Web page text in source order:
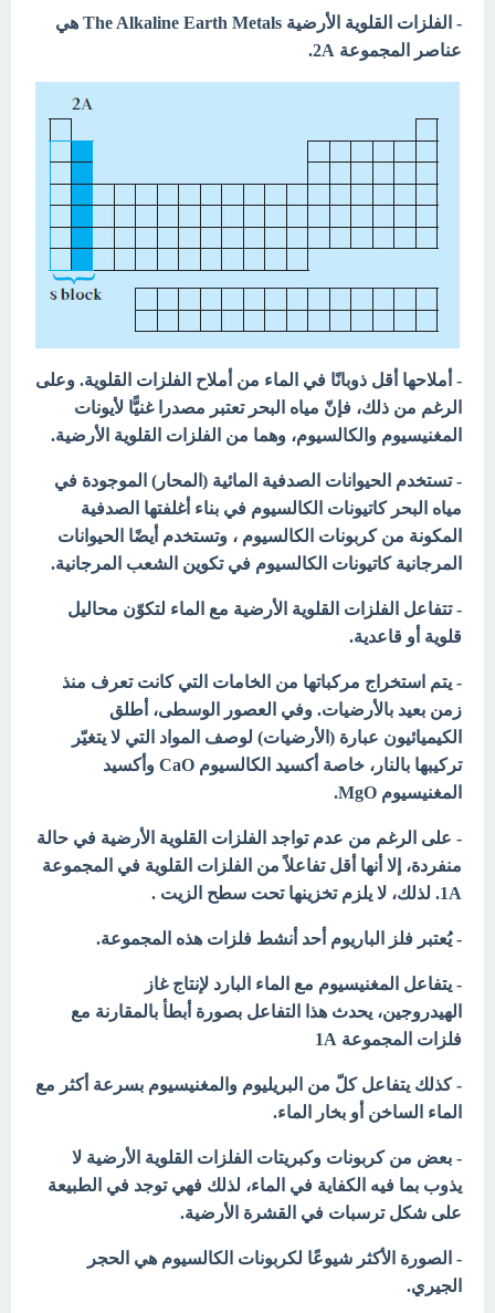
- الفلزات القلوية الأرضية The Alkaline Earth Metals
هي
عناصر المجموعة 2A.
- أملاحها أقل ذوبانًا في الماء من أملاح الفلزات القلوية. وعلى
الرغم من ذلك، فإنّ مياه البحر تعتبر مصدرا غنيًّا لأيونات
المغنيسيوم والكالسيوم، وهما من الفلزات القلوية الأرضية.
- تستخدم الحيوانات الصدفية المائية (المحار) الموجودة في
مياه البحر كاتيونات الكالسيوم في بناء أغلفتها الصدفية
المكونة من كربونات الكالسيوم ، وتستخدم أيضًا الحيوانات
المرجانية كاتيونات الكالسيوم في تكوين الشعب المرجانية.
- تتفاعل الفلزات القلوية الأرضية مع الماء لتكوّن محاليل
قلوية أو قاعدية.
- يتم استخراج مركباتها من الخامات التي كانت تعرف منذ
زمن بعيد بالأرضيات. وفي العصور الوسطى، أطلق
الكيميائيون عبارة (الأرضيات) لوصف المواد التي لا يتغيّر
تركيبها بالنار، خاصة أكسيد الكالسيوم CaO وأكسيد
المغنيسيوم MgO.
- على الرغم من عدم تواجد الفلزات القلوية الأرضية في حالة
منفردة، إلا أنها أقل تفاعلاً من الفلزات القلوية في المجموعة
1A. لذلك، لا يلزم تخزينها تحت سطح الزيت .
- يُعتبر فلز الباريوم أحد أنشط فلزات هذه المجموعة.
- يتفاعل المغنيسيوم مع الماء البارد لإنتاج غاز
الهيدروجين، يحدث هذا التفاعل بصورة أبطأ بالمقارنة مع
فلزات المجموعة 1A
- كذلك يتفاعل كلّ من البريليوم والمغنيسيوم بسرعة أكثر مع
الماء الساخن أو بخار الماء.
- بعض من كربونات وكبريتات الفلزات القلوية الأرضية لا
يذوب بما فيه الكفاية في الماء، لذلك فهي توجد في الطبيعة
على شكل ترسبات في القشرة الأرضية.
- الصورة الأكثر شيوعًا لكربونات الكالسيوم هي الحجر
الجيري.